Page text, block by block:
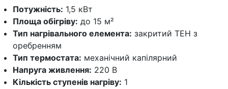
Потужність: 1,5 кВт
Площа обігріву: до 15 м²
Тип нагрівального елемента: закритий ТЕН з
оребренням
Тип термостата: механічний капілярний
Напруга живлення: 220 В
Кількість ступенів нагріву: 1